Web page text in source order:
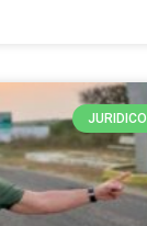
JURIDICO